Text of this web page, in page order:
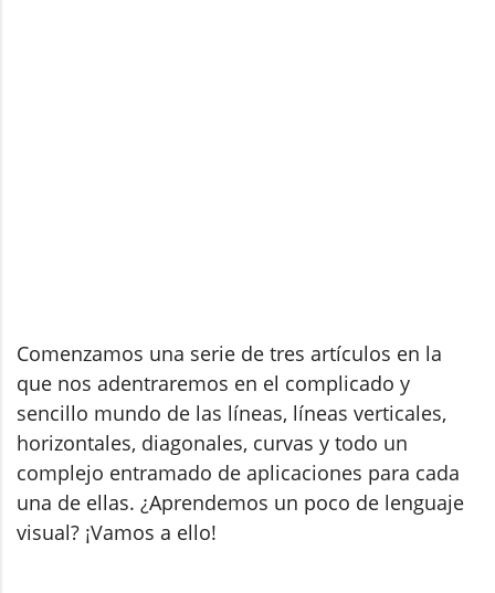
Comenzamos una serie de tres artículos en la
que nos adentraremos en el complicado y
sencillo mundo de las líneas, líneas verticales,
horizontales, diagonales, curvas y todo un
complejo entramado de aplicaciones para cada
una de ellas. ¿Aprendemos un poco de lenguaje
visual? ¡Vamos a ello!